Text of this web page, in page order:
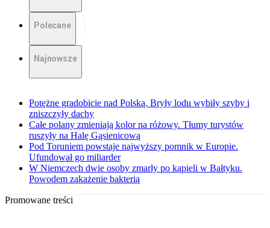
Polecane
Najnowsze
Potężne gradobicie nad Polską. Bryły lodu wybiły szyby i
zniszczyły dachy
Całe polany zmieniają kolor na różowy. Tłumy turystów
ruszyły na Halę Gąsienicową
Pod Toruniem powstaje najwyższy pomnik w Europie.
Ufundował go miliarder
W Niemczech dwie osoby zmarły po kąpieli w Bałtyku.
Powodem zakażenie bakterią
Promowane treści